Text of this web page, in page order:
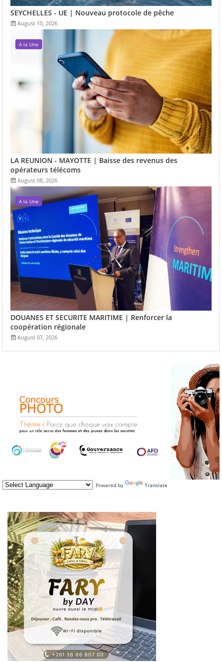
SEYCHELLES - UE | Nouveau protocole de pêche
August 10, 2026
A la Une
LA REUNION - MAYOTTE | Baisse des revenus des
opérateurs télécoms
August 08, 2026
A la Une
DOUANES ET SECURITE MARITIME | Renforcer la
coopération régionale
August 07, 2026
Powered by Translate